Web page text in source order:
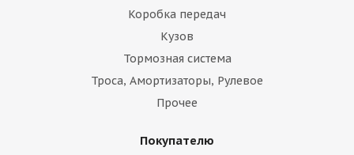
Коробка передач
Кузов
Тормозная система
Троса, Амортизаторы, Рулевое
Прочее
Покупателю